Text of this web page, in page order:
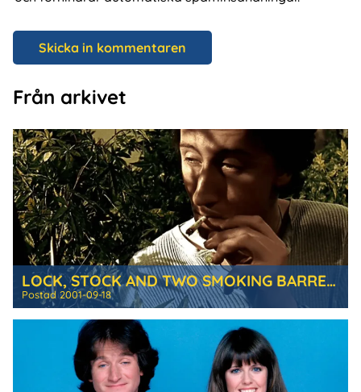
Från arkivet
LOCK, STOCK AND TWO SMOKING BARRELS
Postad2001-09-18